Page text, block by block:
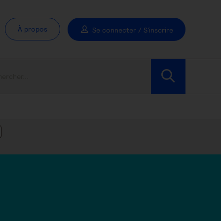
À propos Se connecter / S'inscrire